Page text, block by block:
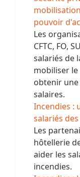
pouvoir
Les
CFTC, FO,
salariés de
mobiliser
obtenir
salaires.
Incendies :
salariés
Les
hôtellerie
aider les
incendies.